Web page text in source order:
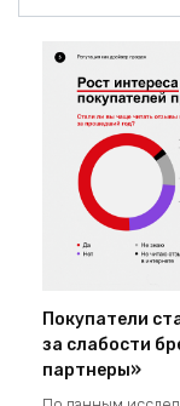
Покупатели
за слабости
партнеры»